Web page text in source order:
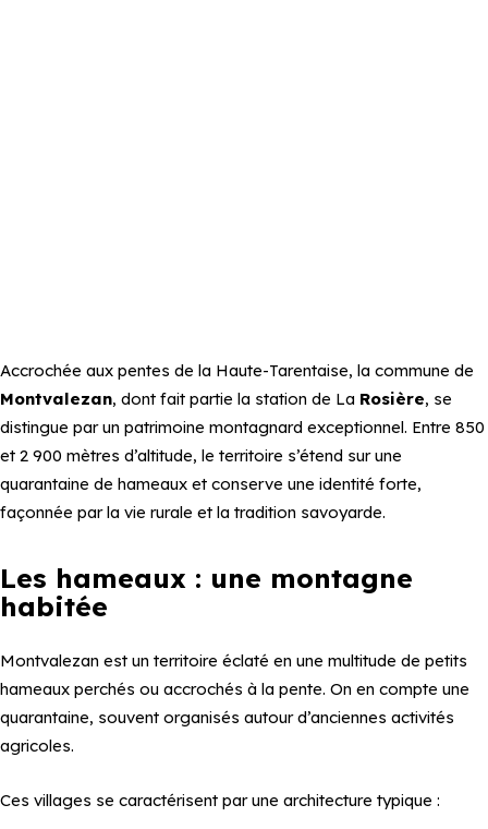
Accrochée aux pentes de la Haute-Tarentaise, la commune de
Montvalezan, dont fait partie la station de La Rosière, se
distingue par un patrimoine montagnard exceptionnel. Entre 850
et 2 900 mètres d’altitude, le territoire s’étend sur une
quarantaine de hameaux et conserve une identité forte,
façonnée par la vie rurale et la tradition savoyarde.
Les hameaux : une montagne
habitée
Montvalezan est un territoire éclaté en une multitude de petits
hameaux perchés ou accrochés à la pente. On en compte une
quarantaine, souvent organisés autour d’anciennes activités
agricoles.
Ces villages se caractérisent par une architecture typique :